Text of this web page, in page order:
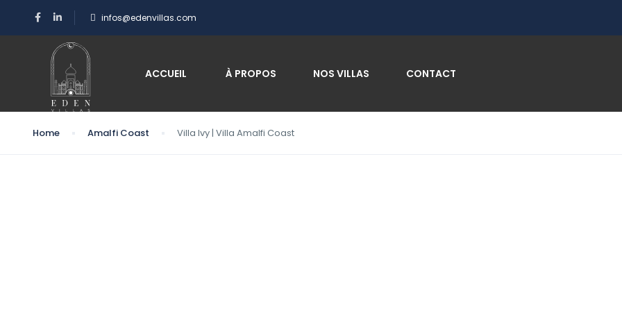
infos@edenvillas.com
ACCUEIL À PROPOS NOS VILLAS CONTACT
Home Amalfi Coast Villa Ivy | Villa Amalfi Coast